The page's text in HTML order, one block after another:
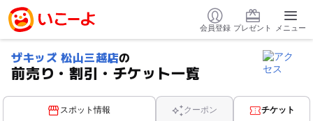
会員登録 プレゼント メニュー
ザキッズ 松山三越店の
前売り・割引・チケット一覧
スポット情報 クーポン チケット